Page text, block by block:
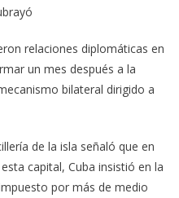
relaciones diplomáticas en
un mes después a la
bilateral dirigido a
de la isla señaló que en
capital, Cuba insistió en la
por más de medio